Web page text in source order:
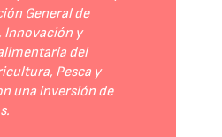
General de
Innovación y
del
Pesca y
una inversión de